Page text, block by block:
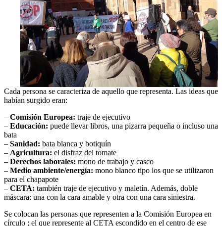
Cada persona se caracteriza de aquello que representa. Las ideas que
habían surgido eran:
– Comisión Europea: traje de ejecutivo
– Educación: puede llevar libros, una pizarra pequeña o incluso una
bata
– Sanidad: bata blanca y botiquín
– Agricultura: el disfraz del tomate
– Derechos laborales: mono de trabajo y casco
– Medio ambiente/energía: mono blanco tipo los que se utilizaron
para el chapapote
– CETA: también traje de ejecutivo y maletín. Además, doble
máscara: una con la cara amable y otra con una cara siniestra.
Se colocan las personas que representen a la Comisión Europea en
círculo ; el que represente al CETA escondido en el centro de ese